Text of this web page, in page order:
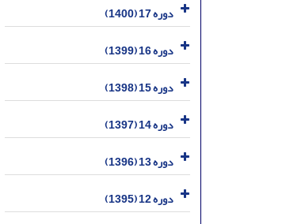
دوره 17 (1400)
دوره 16 (1399)
دوره 15 (1398)
دوره 14 (1397)
دوره 13 (1396)
دوره 12 (1395)